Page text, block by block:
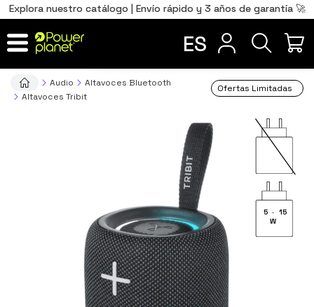
Explora nuestro catálogo | Envío rápido y 3 años de garantía 🚀
ES
Audio
Altavoces Bluetooth
Altavoces Tribit
Ofertas Limitadas
5 - 15
W
Total 0,00€
IR AL CARRITO
Português
PT
FR